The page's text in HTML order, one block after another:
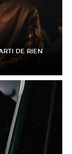
DE RIEN